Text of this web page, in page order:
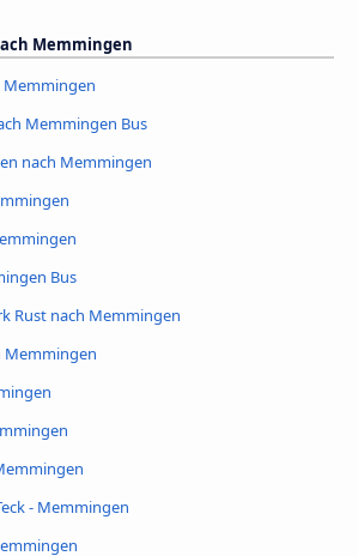
Memmingen
Memmingen
Memmingen Bus
nach Memmingen
Bus
Rust nach Memmingen
Memmingen
- Memmingen